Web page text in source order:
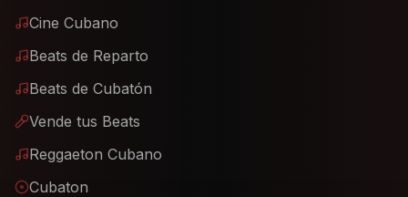
Cine Cubano
Beats de Reparto
Beats de Cubatón
Vende tus Beats
Reggaeton Cubano
Cubaton